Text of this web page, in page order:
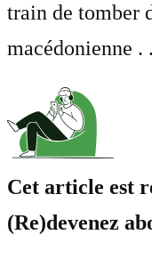
train de tomber
macédonienne .
Cet article est
(Re)devenez